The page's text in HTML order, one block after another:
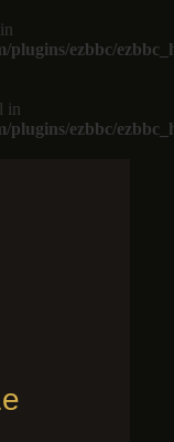
plugins/ezbbc/
in
plugins/ezbbc/